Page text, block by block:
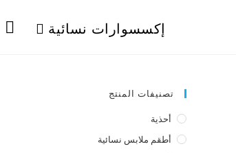
إكسسوارات نسائية
تصنيفات المنتج
أحذية
أطقم ملابس نسائية